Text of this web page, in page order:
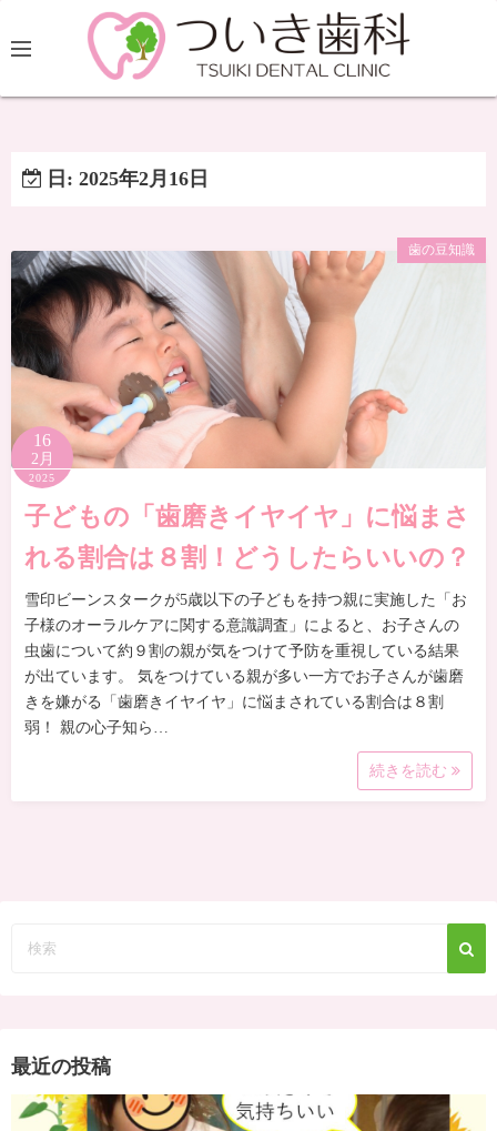
日: 2025年2月16日
歯の豆知識
16
2月
2025
子どもの「歯磨きイヤイヤ」に悩まさ
れる割合は８割！どうしたらいいの？
雪印ビーンスタークが5歳以下の子どもを持つ親に実施した「お
子様のオーラルケアに関する意識調査」によると、お子さんの
虫歯について約９割の親が気をつけて予防を重視している結果
が出ています。 気をつけている親が多い一方でお子さんが歯磨
きを嫌がる「歯磨きイヤイヤ」に悩まされている割合は８割
弱！ 親の心子知ら…
続きを読む
最近の投稿